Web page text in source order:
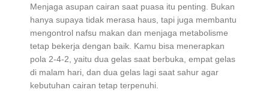
Menjaga asupan cairan saat puasa itu penting. Bukan
hanya supaya tidak merasa haus, tapi juga membantu
mengontrol nafsu makan dan menjaga metabolisme
tetap bekerja dengan baik. Kamu bisa menerapkan
pola 2-4-2, yaitu dua gelas saat berbuka, empat gelas
di malam hari, dan dua gelas lagi saat sahur agar
kebutuhan cairan tetap terpenuhi.